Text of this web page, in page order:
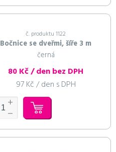
č. produktu 1122
Bočnice se dveřmi, šíře 3 m
černá
80 Kč / den bez DPH
97 Kč / den s DPH